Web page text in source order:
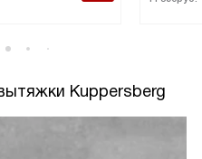
Kuppersberg